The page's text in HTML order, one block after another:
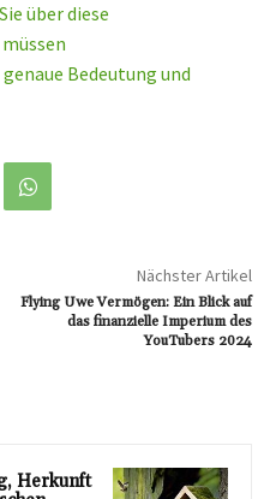
über diese
genaue Bedeutung und
Nächster Artikel
Flying Uwe Vermögen: Ein Blick auf
das finanzielle Imperium des
YouTubers 2024
Herkunft